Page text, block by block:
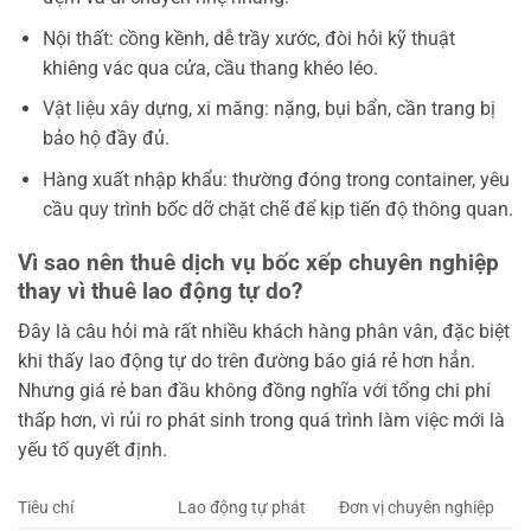
Nội thất: cồng kềnh, dễ trầy xước, đòi hỏi kỹ thuật
khiêng vác qua cửa, cầu thang khéo léo.
Vật liệu xây dựng, xi măng: nặng, bụi bẩn, cần trang bị
bảo hộ đầy đủ.
Hàng xuất nhập khẩu: thường đóng trong container, yêu
cầu quy trình bốc dỡ chặt chẽ để kịp tiến độ thông quan.
Vì sao nên thuê dịch vụ bốc xếp chuyên nghiệp
thay vì thuê lao động tự do?
Đây là câu hỏi mà rất nhiều khách hàng phân vân, đặc biệt
khi thấy lao động tự do trên đường báo giá rẻ hơn hẳn.
Nhưng giá rẻ ban đầu không đồng nghĩa với tổng chi phí
thấp hơn, vì rủi ro phát sinh trong quá trình làm việc mới là
yếu tố quyết định.
Tiêu chí Lao động tự phát Đơn vị chuyên nghiệp